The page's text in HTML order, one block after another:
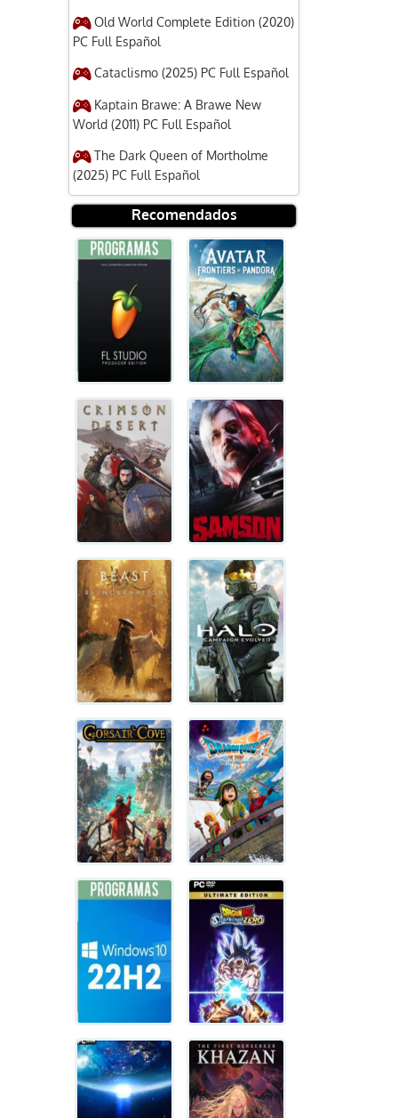
Old World Complete Edition (2020)
PC Full Español
Cataclismo (2025) PC Full Español
Kaptain Brawe: A Brawe New
World (2011) PC Full Español
The Dark Queen of Mortholme
(2025) PC Full Español
Recomendados